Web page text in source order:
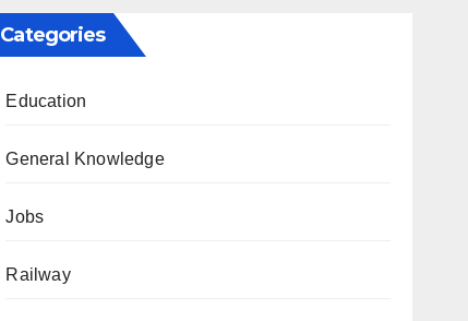
Categories
Education
General Knowledge
Jobs
Railway